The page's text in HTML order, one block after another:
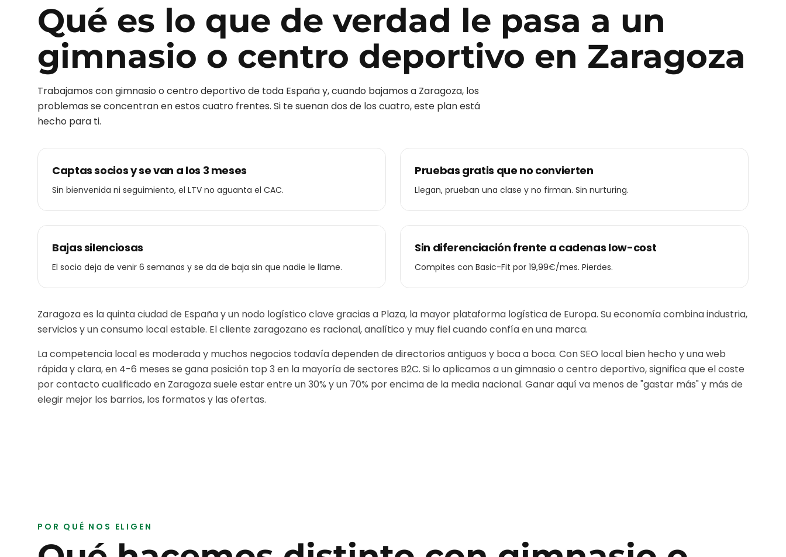
Qué es lo que de verdad le pasa a un
gimnasio o centro deportivo en Zaragoza
Trabajamos congimnasio o centro deportivo de toda España y, cuando bajamos a Zaragoza, los
problemas se concentran en estos cuatro frentes. Si te suenan dos de los cuatro, este plan está
hecho para ti.
Captas socios y se van a los 3 meses
Sin bienvenida ni seguimiento, el LTV no aguanta el CAC.
Pruebas gratis que no convierten
Llegan, prueban una clase y no firman. Sin nurturing.
Bajas silenciosas
El socio deja de venir 6 semanas y se da de baja sin que nadie le llame.
Sin diferenciación frente a cadenas low-cost
Compites con Basic-Fit por 19,99€/mes. Pierdes.
Zaragoza es la quinta ciudad de España y un nodo logístico clave gracias a Plaza, la mayor plataforma logística de Europa. Su economía combina industria,
servicios y un consumo local estable. El cliente zaragozano es racional, analítico y muy fiel cuando confía en una marca.
La competencia local es moderada y muchos negocios todavía dependen de directorios antiguos y boca a boca. Con SEO local bien hecho y una web
rápida y clara, en 4-6 meses se gana posición top 3 en la mayoría de sectores B2C. Si lo aplicamos a ungimnasio o centro deportivo, significa que el coste
por contacto cualificado en Zaragozasuele estar entre un 30% y un 70% por encima de la media nacional. Ganar aquí va menos de "gastar más" y más de
elegir mejor los barrios, los formatos y las ofertas.
POR QUÉ NOS ELIGEN